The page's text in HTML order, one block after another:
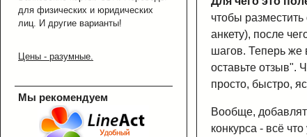
для физических и юридических
лиц. И другие варианты!
Цены - разумные.
Мы рекомендуем
чтобы
анкету), после
шагов. Теперь же
оставьте отзыв".
просто, быстро,
Вообще,
конкурса - всё что